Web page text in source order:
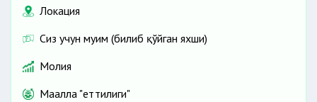
Локация
Сиз учун муҳим (билиб қўйган яхши)
Молия
Маҳалла "еттилиги"